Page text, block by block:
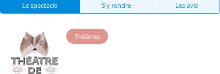
Le spectacle S'y rendre Les avis
Théâtres